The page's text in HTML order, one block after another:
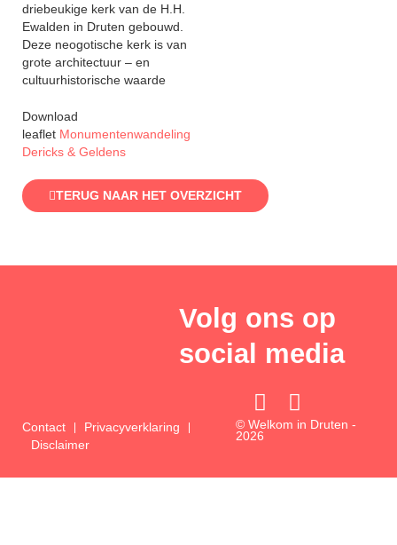
driebeukige kerk van de H.H.
Ewalden in Druten gebouwd.
Deze neogotische kerk is van
grote architectuur – en
cultuurhistorische waarde
Download
leaflet Monumentenwandeling
Dericks & Geldens
TERUG NAAR HET OVERZICHT
Volg ons op
social media
F
a
c
I
n
© Welkom in Druten -
2026
Contact
Privacyverklaring
Disclaimer